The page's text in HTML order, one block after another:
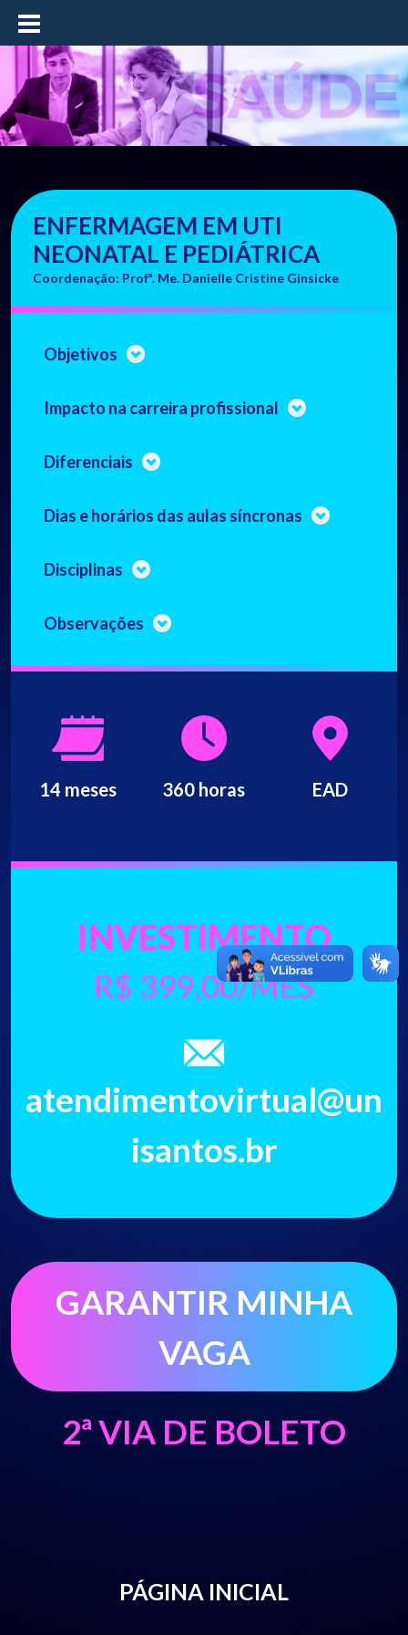
≡
ENFERMAGEM EM UTI
NEONATAL E PEDIÁTRICA
Coordenação: Profª. Me. Danielle Cristine Ginsicke
Objetivos
Impacto na carreira profissional
Diferenciais
Dias e horários das aulas síncronas
Disciplinas
Observações
14 meses 360 horas EAD
INVESTIMENTO
R$ 399,00/MÊS
atendimentovirtual@un
isantos.br
PÁGINA INICIAL